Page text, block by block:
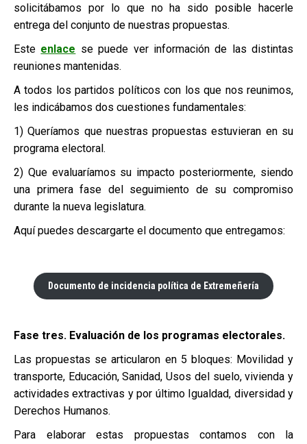
solicitábamos por lo que no ha sido posible hacerle
entrega del conjunto de nuestras propuestas.
Este enlace se puede ver información de las distintas
reuniones mantenidas.
A todos los partidos políticos con los que nos reunimos,
les indicábamos dos cuestiones fundamentales:
1) Queríamos que nuestras propuestas estuvieran en su
programa electoral.
2) Que evaluaríamos su impacto posteriormente, siendo
una primera fase del seguimiento de su compromiso
durante la nueva legislatura.
Aquí puedes descargarte el documento que entregamos:
Documento de incidencia política de Extremeñería
Fase tres. Evaluación de los programas electorales.
Las propuestas se articularon en 5 bloques: Movilidad y
transporte, Educación, Sanidad, Usos del suelo, vivienda y
actividades extractivas y por último Igualdad, diversidad y
Derechos Humanos.
Para elaborar estas propuestas contamos con la